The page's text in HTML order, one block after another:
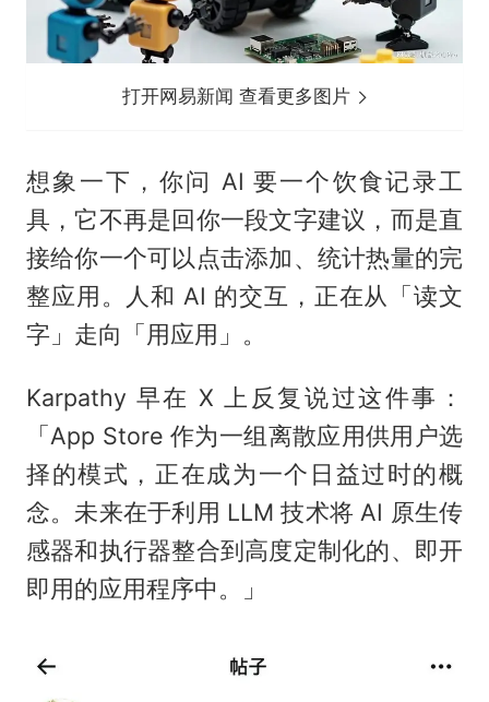
打开网易新闻 查看更多图片
想象一下，你问 AI 要一个饮食记录工
具，它不再是回你一段文字建议，而是直
接给你一个可以点击添加、统计热量的完
整应用。人和 AI 的交互，正在从「读文
字」走向「用应用」。
Karpathy 早在 X 上反复说过这件事：
「App Store 作为一组离散应用供用户选
择的模式，正在成为一个日益过时的概
念。未来在于利用 LLM 技术将 AI 原生传
感器和执行器整合到高度定制化的、即开
即用的应用程序中。」